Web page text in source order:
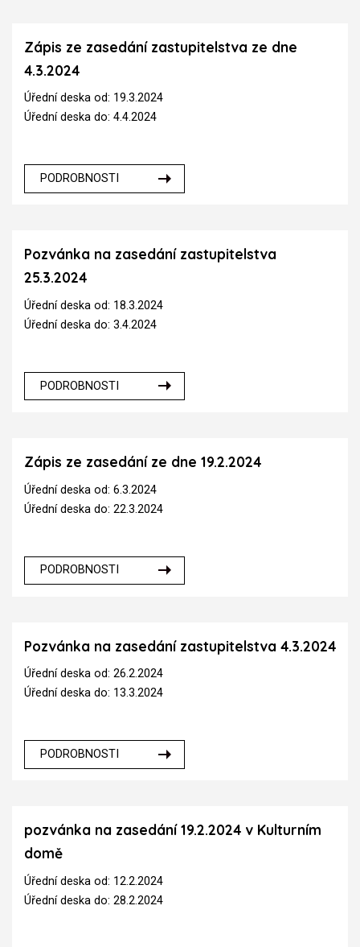
Zápis ze zasedání zastupitelstva ze dne
4.3.2024
Úřední deska od: 19.3.2024
Úřední deska do: 4.4.2024
PODROBNOSTI
Pozvánka na zasedání zastupitelstva
25.3.2024
Úřední deska od: 18.3.2024
Úřední deska do: 3.4.2024
PODROBNOSTI
Zápis ze zasedání ze dne 19.2.2024
Úřední deska od: 6.3.2024
Úřední deska do: 22.3.2024
PODROBNOSTI
Pozvánka na zasedání zastupitelstva 4.3.2024
Úřední deska od: 26.2.2024
Úřední deska do: 13.3.2024
PODROBNOSTI
pozvánka na zasedání 19.2.2024 v Kulturním
domě
Úřední deska od: 12.2.2024
Úřední deska do: 28.2.2024